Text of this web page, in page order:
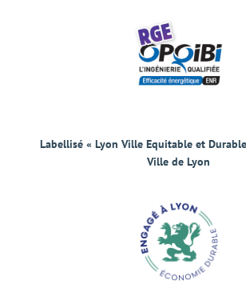
Labellisé« Lyon Ville Equitable et
Ville de Lyon